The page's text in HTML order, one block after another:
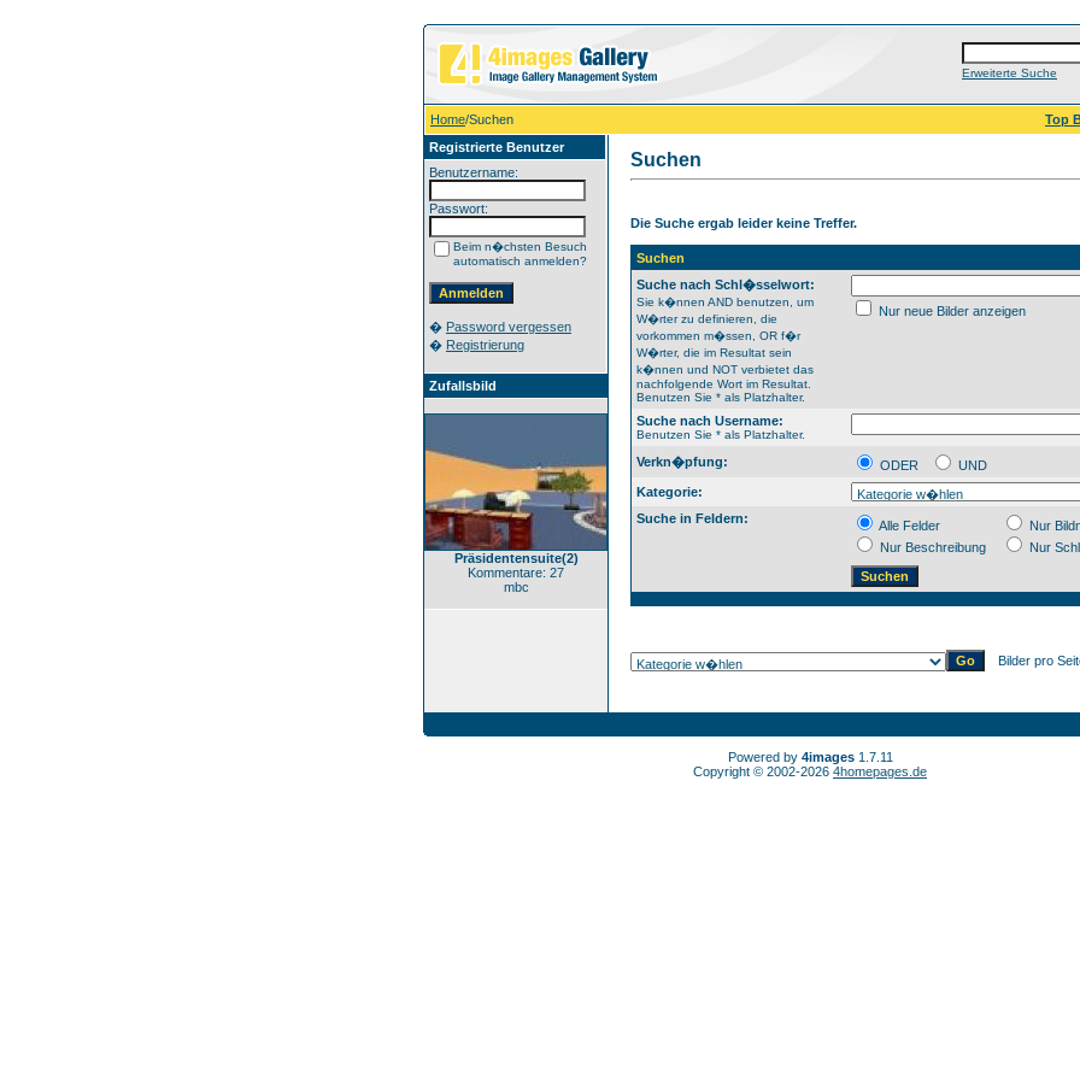
Erweiterte Suche
Home/Suchen Top
Registrierte Benutzer
Benutzername:
Passwort:
Beim n�chsten Besuch
automatisch anmelden?
� Password vergessen
� Registrierung
Zufallsbild
Präsidentensuite(2)
Kommentare: 27
mbc
Suchen
Die Suche ergab leider keine Treffer.
Suchen
Suche nach Schl�sselwort:
Sie k�nnen AND benutzen, um
W�rter zu definieren, die
vorkommen m�ssen, OR f�r
W�rter, die im Resultat sein
k�nnen und NOT verbietet das
nachfolgende Wort im Resultat.
Benutzen Sie * als Platzhalter.
Nur neue Bilder anzeigen
Suche nach Username:
Benutzen Sie * als Platzhalter.
Verkn�pfung: ODER
UND
Kategorie:
Suche in Feldern:
Alle Felder
Nur
Nur Beschreibung
Nur
Bilder pro
Powered by 4images1.7.11
Copyright © 2002-2026 4homepages.de